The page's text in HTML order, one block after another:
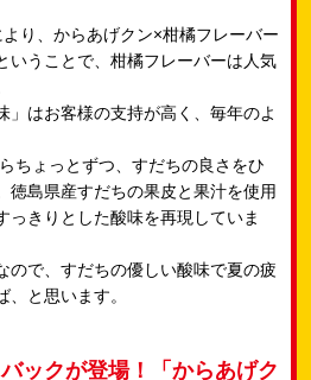
り、からあげクン×柑橘フレーバー
いうことで、柑橘フレーバーは人気
」はお客様の支持が高く、毎年のよ
ちょっとずつ、すだちの良さをひ
徳島県産すだちの果皮と果汁を使用
っきりとした酸味を再現していま
ので、すだちの優しい酸味で夏の疲
と思います。​
ックが登場！「からあげク